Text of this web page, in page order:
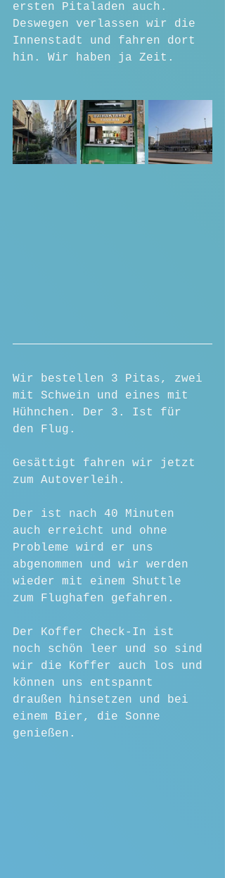
ersten Pitaladen auch.
Deswegen verlassen wir die
Innenstadt und fahren dort
hin. Wir haben ja Zeit.
Wir bestellen 3 Pitas, zwei
mit Schwein und eines mit
Hühnchen. Der 3. Ist für
den Flug.
Gesättigt fahren wir jetzt
zum Autoverleih.
Der ist nach 40 Minuten
auch erreicht und ohne
Probleme wird er uns
abgenommen und wir werden
wieder mit einem Shuttle
zum Flughafen gefahren.
Der Koffer Check-In ist
noch schön leer und so sind
wir die Koffer auch los und
können uns entspannt
draußen hinsetzen und bei
einem Bier, die Sonne
genießen.